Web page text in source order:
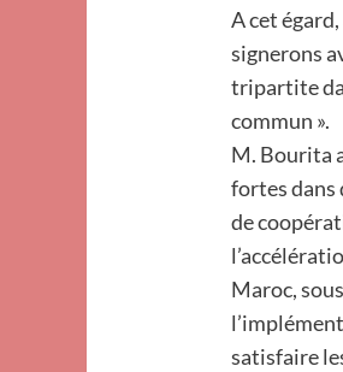
A cet
signerons
tripartite
commun ».
M. Bourita
fortes dans
de
Maroc,
satisfaire